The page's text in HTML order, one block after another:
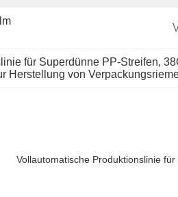
für Superdünne PP-Streifen,
Herstellung von
Vollautomatische Produktionslinie